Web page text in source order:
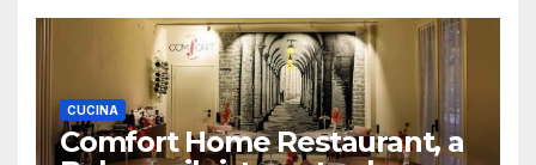
CUCINA
Comfort Home Restaurant, a